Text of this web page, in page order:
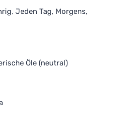
Jeden Tag, Morgens,
Öle (neutral)